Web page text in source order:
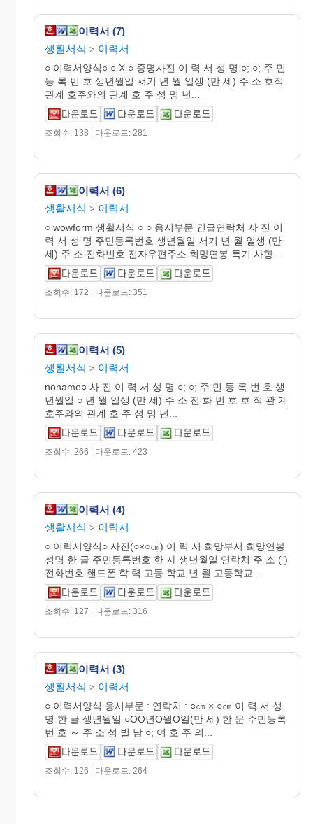
이력서 (7)
생활서식 > 이력서
○ 이력서양식○ ○ X ○ 증명사진 이 력 서 성 명 ○; ○; 주 민
등 록 번 호 생년월일 서기 년 월 일생 (만 세) 주 소 호적
관계 호주와의 관계 호 주 성 명 년...
조회수: 138 | 다운로드: 281
이력서 (6)
생활서식 > 이력서
○ wowform 생활서식 ○ ○ 응시부문 긴급연락처 사 진 이
력 서 성 명 주민등록번호 생년월일 서기 년 월 일생 (만
세) 주 소 전화번호 전자우편주소 희망연봉 특기 사항...
조회수: 172 | 다운로드: 351
이력서 (5)
생활서식 > 이력서
noname○ 사 진 이 력 서 성 명 ○; ○; 주 민 등 록 번 호 생
년월일 ○ 년 월 일생 (만 세) 주 소 전 화 번 호 호 적 관 계
호주와의 관계 호 주 성 명 년...
조회수: 266 | 다운로드: 423
이력서 (4)
생활서식 > 이력서
○ 이력서양식○ 사진(○×○㎝) 이 력 서 희망부서 희망연봉
성명 한 글 주민등록번호 한 자 생년월일 연락처 주 소 ( )
전화번호 핸드폰 학 력 고등 학교 년 월 고등학교...
조회수: 127 | 다운로드: 316
이력서 (3)
생활서식 > 이력서
○ 이력서양식 응시부문 : 연락처 : ○㎝ × ○㎝ 이 력 서 성
명 한 글 생년월일 ○OO년O월O일(만 세) 한 문 주민등록
번 호 ～ 주 소 성 별 남 ○; 여 호 주 의...
조회수: 126 | 다운로드: 264